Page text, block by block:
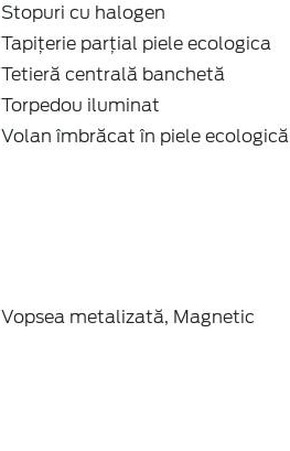
Stopuri cu halogen
Tapiţerie parţial piele ecologica
Tetieră centrală banchetă
Torpedou iluminat
Volan îmbrăcat în piele ecologică
Vopsea metalizată, Magnetic